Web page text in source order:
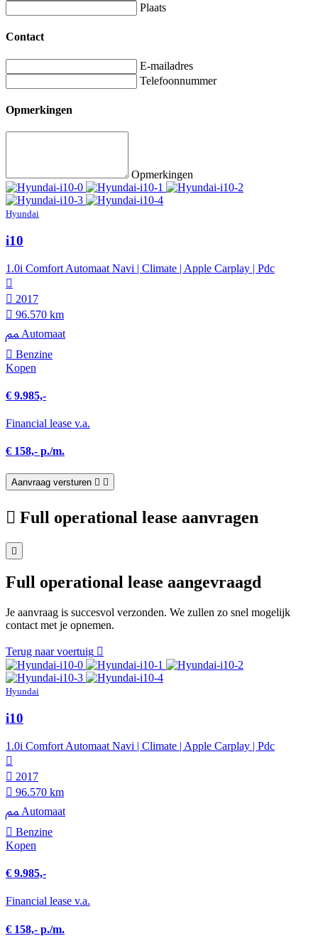
Plaats
Contact
E-mailadres
Telefoonnummer
Opmerkingen
Opmerkingen
Hyundai
i10
1.0i Comfort Automaat Navi | Climate | Apple Carplay | Pdc
2017
96.570 km
Automaat
Benzine
Kopen
€ 9.985,-
Financial lease v.a.
€ 158,- p./m.
Aanvraag versturen
Full operational lease aanvragen
Full operational lease aangevraagd
Je aanvraag is succesvol verzonden. We zullen zo snel mogelijk
contact met je opnemen.
Terug naar voertuig
Hyundai
i10
1.0i Comfort Automaat Navi | Climate | Apple Carplay | Pdc
2017
96.570 km
Automaat
Benzine
Kopen
€ 9.985,-
Financial lease v.a.
€ 158,- p./m.